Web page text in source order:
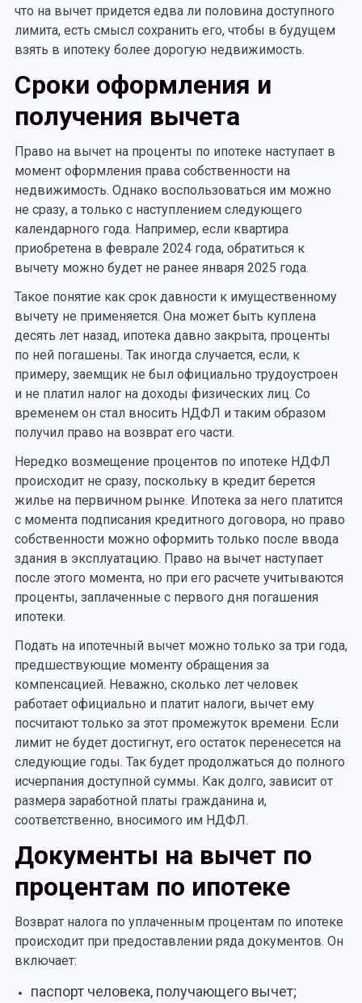
что на вычет придется едва ли половина доступного
лимита, есть смысл сохранить его, чтобы в будущем
взять в ипотеку более дорогую недвижимость.
Сроки оформления и
получения вычета
Право на вычет на проценты по ипотеке наступает в
момент оформления права собственности на
недвижимость. Однако воспользоваться им можно
не сразу, а только с наступлением следующего
календарного года. Например, если квартира
приобретена в феврале 2024 года, обратиться к
вычету можно будет не ранее января 2025 года.
Такое понятие как срок давности к имущественному
вычету не применяется. Она может быть куплена
десять лет назад, ипотека давно закрыта, проценты
по ней погашены. Так иногда случается, если, к
примеру, заемщик не был официально трудоустроен
и не платил налог на доходы физических лиц. Со
временем он стал вносить НДФЛ и таким образом
получил право на возврат его части.
Нередко возмещение процентов по ипотеке НДФЛ
происходит не сразу, поскольку в кредит берется
жилье на первичном рынке. Ипотека за него платится
с момента подписания кредитного договора, но право
собственности можно оформить только после ввода
здания в эксплуатацию. Право на вычет наступает
после этого момента, но при его расчете учитываются
проценты, заплаченные с первого дня погашения
ипотеки.
Подать на ипотечный вычет можно только за три года,
предшествующие моменту обращения за
компенсацией. Неважно, сколько лет человек
работает официально и платит налоги, вычет ему
посчитают только за этот промежуток времени. Если
лимит не будет достигнут, его остаток перенесется на
следующие годы. Так будет продолжаться до полного
исчерпания доступной суммы. Как долго, зависит от
размера заработной платы гражданина и,
соответственно, вносимого им НДФЛ.
Документы на вычет по
процентам по ипотеке
Возврат налога по уплаченным процентам по ипотеке
происходит при предоставлении ряда документов. Он
включает:
паспорт человека, получающего вычет;